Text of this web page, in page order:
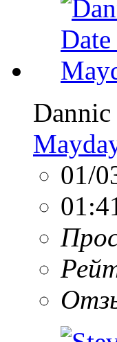
01/